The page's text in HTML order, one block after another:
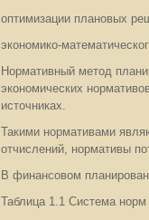
оптимизации плановых
экономико-
Нормативный метод
экономических
источниках.
Такими нормативами
отчислений, нормативы
В финансовом
Таблица 1.1 Система